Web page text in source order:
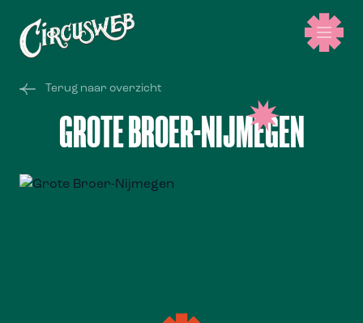
Terug naar overzicht
GROTE BROER-NIJMEGEN